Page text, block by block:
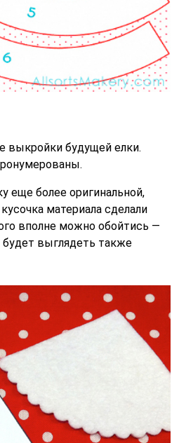
выкройки будущей елки.
еще более оригинальной,
материала сделали
вполне можно обойтись —
выглядеть также